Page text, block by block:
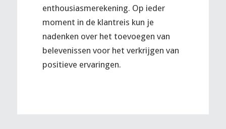
enthousiasmerekening. Op ieder
moment in de klantreis kun je
nadenken over het toevoegen van
belevenissen voor het verkrijgen van
positieve ervaringen.